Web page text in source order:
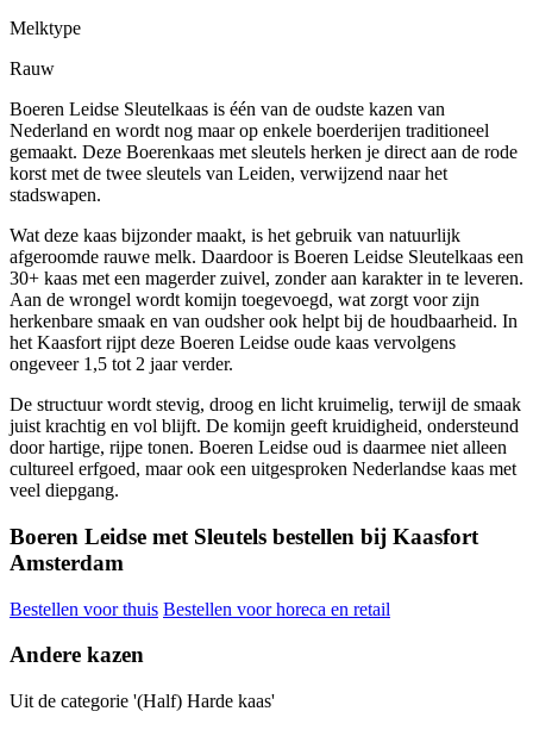
Melktype
Rauw
Boeren Leidse Sleutelkaas is één van de oudste kazen van
Nederland en wordt nog maar op enkele boerderijen traditioneel
gemaakt. Deze Boerenkaas met sleutels herken je direct aan de rode
korst met de twee sleutels van Leiden, verwijzend naar het
stadswapen.
Wat deze kaas bijzonder maakt, is het gebruik van natuurlijk
afgeroomde rauwe melk. Daardoor is Boeren Leidse Sleutelkaas een
30+ kaas met een magerder zuivel, zonder aan karakter in te leveren.
Aan de wrongel wordt komijn toegevoegd, wat zorgt voor zijn
herkenbare smaak en van oudsher ook helpt bij de houdbaarheid. In
het Kaasfort rijpt deze Boeren Leidse oude kaas vervolgens
ongeveer 1,5 tot 2 jaar verder.
De structuur wordt stevig, droog en licht kruimelig, terwijl de smaak
juist krachtig en vol blijft. De komijn geeft kruidigheid, ondersteund
door hartige, rijpe tonen. Boeren Leidse oud is daarmee niet alleen
cultureel erfgoed, maar ook een uitgesproken Nederlandse kaas met
veel diepgang.
Boeren Leidse met Sleutels bestellen bij Kaasfort
Amsterdam
Bestellen voor thuis Bestellen voor horeca en retail
Andere kazen
Uit de categorie '(Half) Harde kaas'